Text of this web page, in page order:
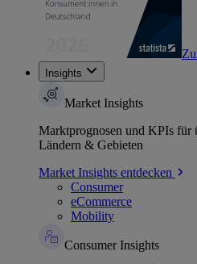
Insights
Market Insights
Marktprognosen und KPIs für
Ländern & Gebieten
Market Insights entdecken
Consumer
eCommerce
Mobility
Consumer Insights